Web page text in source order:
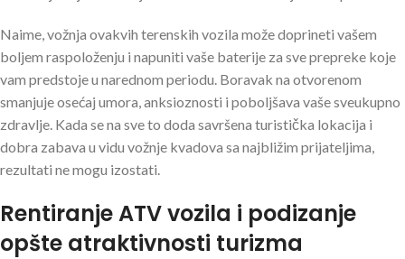
Naime, vožnja ovakvih terenskih vozila može doprineti vašem
boljem raspoloženju i napuniti vaše baterije za sve prepreke koje
vam predstoje u narednom periodu. Boravak na otvorenom
smanjuje osećaj umora, anksioznosti i poboljšava vaše sveukupno
zdravlje. Kada se na sve to doda savršena turistička lokacija i
dobra zabava u vidu vožnje kvadova sa najbližim prijateljima,
rezultati ne mogu izostati.
Rentiranje ATV vozila i podizanje
opšte atraktivnosti turizma